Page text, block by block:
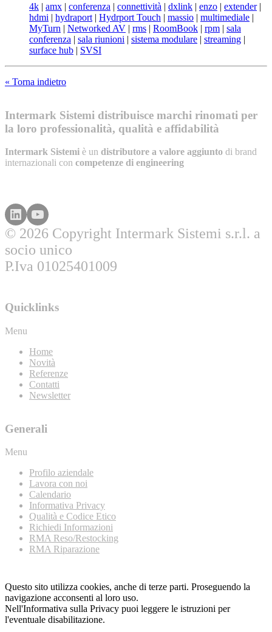
4k | amx | conferenza | connettività | dxlink | enzo | extender|
hdmi | hydraport | Hydrport Touch | massio | multimediale |
MyTurn | Networked AV | rms | RoomBook | rpm | sala
conferenza | sala riunioni | sistema modulare | streaming |
surface hub | SVSI
« Torna indietro
Intermark Sistemi distribuisce marchi rinomati per
la loro professionalità, qualità e affidabilità
Intermark Sistemi è un distributore a valore aggiunto di brand
internazionali con competenze di engineering
© 2026 Copyright Intermark Sistemi s.r.l. a
socio unico
P.Iva 01025401009
Quicklinks
Menu
Home
Novità
Referenze
Contatti
Newsletter
Generali
Menu
Profilo aziendale
Lavora con noi
Calendario
Informativa Privacy
Qualità e Codice Etico
Richiedi Informazioni
RMA Reso/Restocking
RMA Riparazione
Questo sito utilizza cookies, anche di terze parti. Proseguendo la
navigazione acconsenti al loro uso.
Nell'Informativa sulla Privacy puoi leggere le istruzioni per
l'eventuale disabilitazione.